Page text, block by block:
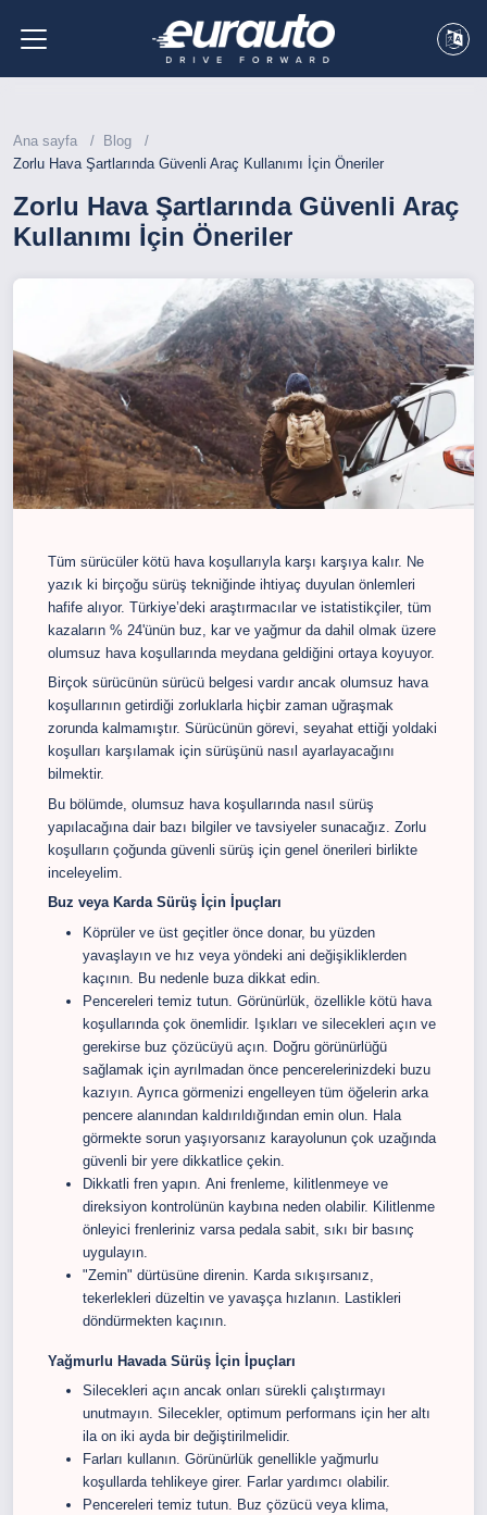
Ana sayfa
Blog
Zorlu Hava Şartlarında Güvenli Araç Kullanımı İçin Öneriler
Zorlu Hava Şartlarında Güvenli Araç
Kullanımı İçin Öneriler
Tüm sürücüler kötü hava koşullarıyla karşı karşıya kalır. Ne
yazık ki birçoğu sürüş tekniğinde ihtiyaç duyulan önlemleri
hafife alıyor. Türkiye’deki araştırmacılar ve istatistikçiler, tüm
kazaların % 24'ünün buz, kar ve yağmur da dahil olmak üzere
olumsuz hava koşullarında meydana geldiğini ortaya koyuyor.
Birçok sürücünün sürücü belgesi vardır ancak olumsuz hava
koşullarının getirdiği zorluklarla hiçbir zaman uğraşmak
zorunda kalmamıştır. Sürücünün görevi, seyahat ettiği yoldaki
koşulları karşılamak için sürüşünü nasıl ayarlayacağını
bilmektir.
Bu bölümde, olumsuz hava koşullarında nasıl sürüş
yapılacağına dair bazı bilgiler ve tavsiyeler sunacağız. Zorlu
koşulların çoğunda güvenli sürüş için genel önerileri birlikte
inceleyelim.
Buz veya Karda Sürüş İçin İpuçları
Köprüler ve üst geçitler önce donar, bu yüzden
yavaşlayın ve hız veya yöndeki ani değişikliklerden
kaçının. Bu nedenle buza dikkat edin.
Pencereleri temiz tutun. Görünürlük, özellikle kötü hava
koşullarında çok önemlidir. Işıkları ve silecekleri açın ve
gerekirse buz çözücüyü açın. Doğru görünürlüğü
sağlamak için ayrılmadan önce pencerelerinizdeki buzu
kazıyın. Ayrıca görmenizi engelleyen tüm öğelerin arka
pencere alanından kaldırıldığından emin olun. Hala
görmekte sorun yaşıyorsanız karayolunun çok uzağında
güvenli bir yere dikkatlice çekin.
Dikkatli fren yapın. Ani frenleme, kilitlenmeye ve
direksiyon kontrolünün kaybına neden olabilir. Kilitlenme
önleyici frenleriniz varsa pedala sabit, sıkı bir basınç
uygulayın.
"Zemin" dürtüsüne direnin. Karda sıkışırsanız,
tekerlekleri düzeltin ve yavaşça hızlanın. Lastikleri
döndürmekten kaçının.
Yağmurlu Havada Sürüş İçin İpuçları
Silecekleri açın ancak onları sürekli çalıştırmayı
unutmayın. Silecekler, optimum performans için her altı
ila on iki ayda bir değiştirilmelidir.
Farları kullanın. Görünürlük genellikle yağmurlu
koşullarda tehlikeye girer. Farlar yardımcı olabilir.
Pencereleri temiz tutun. Buz çözücü veya klima,